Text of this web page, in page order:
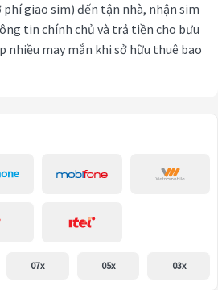
giao sim) đến tận nhà, nhận sim
tin chính chủ và trả tiền cho bưu
nhiều may mắn khi sở hữu thuê bao
07x 05x 03x